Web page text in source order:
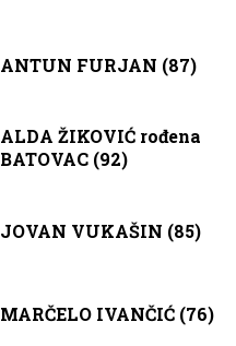
ANTUN FURJAN (87)
ALDA ŽIKOVIĆ rođena
BATOVAC (92)
JOVAN VUKAŠIN (85)
MARČELO IVANČIĆ (76)